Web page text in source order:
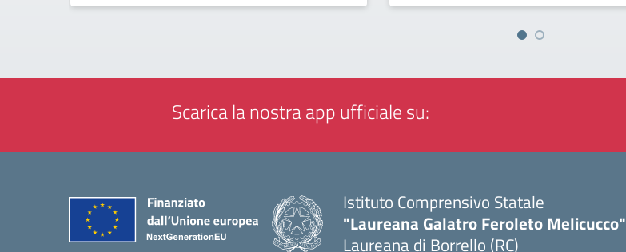
Scarica la nostra app ufficiale su:
Istituto Comprensivo Statale
"Laureana Galatro Feroleto Melicucco"
Laureana di Borrello (RC)